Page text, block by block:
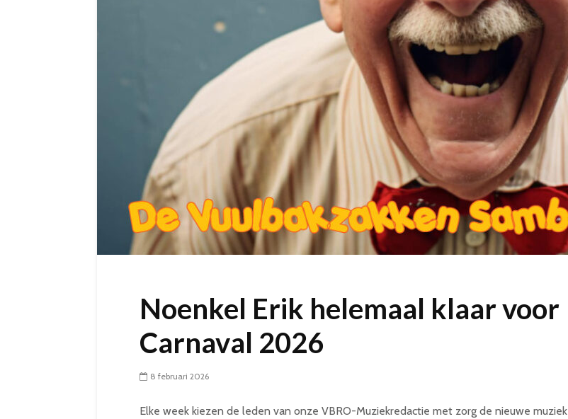
Noenkel Erik helemaal klaar voor
Carnaval 2026
8 februari 2026
Elke week kiezen de leden van onze VBRO-Muziekredactie met zorg de nieuwe muziek